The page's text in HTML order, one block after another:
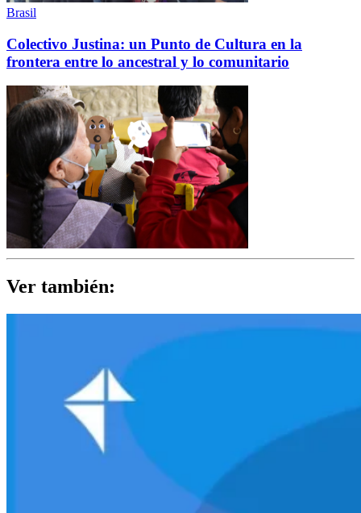
Brasil
Colectivo Justina: un Punto de Cultura en la
frontera entre lo ancestral y lo comunitario
Ver también: